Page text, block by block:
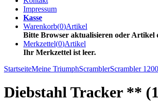
Impressum
Kasse
Warenkorb(0)Artikel
Bitte Browser aktualisieren oder Artikel
Merkzettel(0)Artikel
Ihr Merkzettel ist leer.
StartseiteMeine TriumphScramblerScrambler
Diebstahl Tracker **